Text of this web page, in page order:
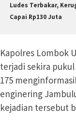
Ludes Terbakar,
Capai Rp130 Juta
Kapolres Lombok
terjadi sekira
175
enginering
kejadian tersebut